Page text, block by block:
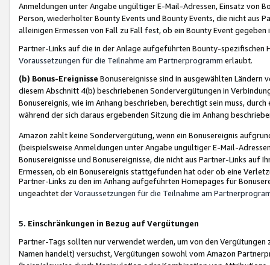
Anmeldungen unter Angabe ungültiger E-Mail-Adressen, Einsatz von
Person, wiederholter Bounty Events und Bounty Events, die nicht
alleinigen Ermessen von Fall zu Fall fest, ob ein Bounty Event
Partner-Links auf die in der Anlage aufgeführten Bounty-spezifischen
Voraussetzungen für die Teilnahme am Partnerprogramm erlaubt.
(b) Bonus-Ereignisse Bonusereignisse sind in ausgewählten Ländern
diesem Abschnitt 4(b) beschriebenen Sondervergütungen in
Bonusereignis, wie im Anhang beschrieben, berechtigt sein muss,
während der sich daraus ergebenden Sitzung die im Anhang
Amazon zahlt keine Sondervergütung, wenn ein Bonusereignis
(beispielsweise Anmeldungen unter Angabe ungültiger E-Mail-
Bonusereignisse und Bonusereignisse, die nicht aus Partner-Links auf
Ermessen, ob ein Bonusereignis stattgefunden hat oder ob eine
Partner-Links zu den im Anhang aufgeführten Homepages für
ungeachtet derVoraussetzungen für die Teilnahme am
5. Einschränkungen in Bezug auf Vergütungen
Partner-Tags sollten nur verwendet werden, um von den
Namen handelt) versuchst, Vergütungen sowohl vom Amazon